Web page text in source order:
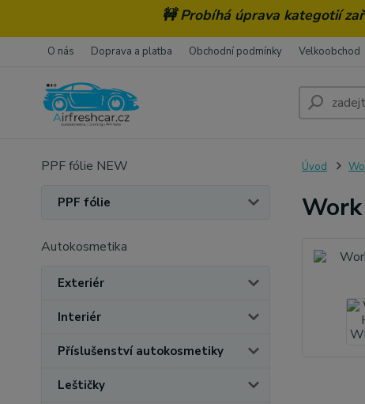
🚧 Probíhá úprava kategotií
O nás Doprava a platba Obchodní podmínky Velkoobchod
PPF fólie NEW
PPF fólie
Autokosmetika
Exteriér
Interiér
Příslušenství autokosmetiky
Leštičky
Úvod